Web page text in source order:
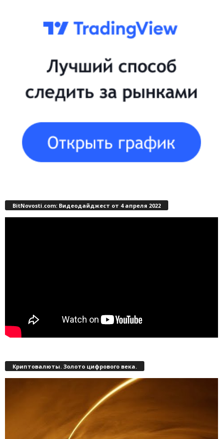
BitNovosti.com: Видеодайджест от 4 апреля 2022
Криптовалюты. Золото цифрового века.